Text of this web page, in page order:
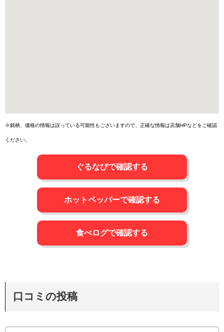
※銘柄、価格の情報は誤っている可能性もございますので、正確な情報は店舗HPなどをご確認
ください。
ぐるなびで確認する
ホットペッパーで確認する
食べログで確認する
口コミの投稿